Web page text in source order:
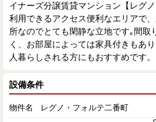
イナーズ分譲賃貸マンション【レグ
利用できるアクセス便利なエリアで
所なのでとても閑静な立地です｡間取
く、お部屋によっては家具付きもあ
人暮らしされる方にもおすすめです。
設備条件
物件名 レグノ・フォルテ二番町